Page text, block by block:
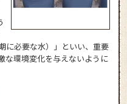
に必要な水）」といい、重要
な環境変化を与えないように